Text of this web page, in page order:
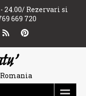
24.00/ Rezervari si
669 720